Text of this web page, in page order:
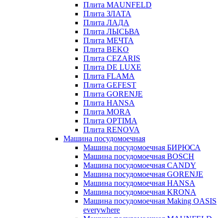
Плита MAUNFELD
Плита ЗЛАТА
Плита ЛАДА
Плита ЛЫСЬВА
Плита МЕЧТА
Плита BEKO
Плита CEZARIS
Плита DE LUXE
Плита FLAMA
Плита GEFEST
Плита GORENJE
Плита HANSA
Плита MORA
Плита OPTIMA
Плита RENOVA
Машина посудомоечная
Машина посудомоечная БИРЮСА
Машина посудомоечная BOSCH
Машина посудомоечная CANDY
Машина посудомоечная GORENJE
Машина посудомоечная HANSA
Машина посудомоечная KRONA
Машина посудомоечная Making OASIS
everywhere